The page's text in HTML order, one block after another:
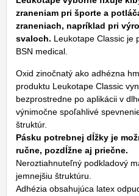
zraneniam pri športe a
zraneniach, napríklad pri
svaloch. Leukotape Classic je
BSN medical.
Oxid zinočnatý ako adhézna
produktu Leukotape Classic
bezprostredne po aplikácii v
výnimočne spoľahlivé
štruktúr.
Pásku potrebnej dĺžky je
ručne, pozdĺžne aj priečne.
Neroztiahnuteľný podkladový
jemnejšiu štruktúru.
Adhézia obsahujúca latex